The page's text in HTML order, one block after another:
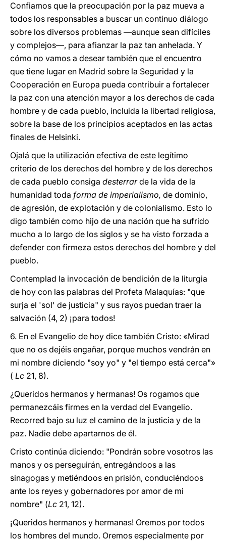
Confiamos que la preocupación por la paz mueva a
todos los responsables a buscar un continuo diálogo
sobre los diversos problemas —aunque sean difíciles
y complejos—, para afianzar la paz tan anhelada. Y
cómo no vamos a desear también que el encuentro
que tiene lugar en Madrid sobre la Seguridad y la
Cooperación en Europa pueda contribuir a fortalecer
la paz con una atención mayor a los derechos de cada
hombre y de cada pueblo, incluida la libertad religiosa,
sobre la base de los principios aceptados en las actas
finales de Helsinki.
Ojalá que la utilización efectiva de este legítimo
criterio de los derechos del hombre y de los derechos
de cada pueblo consiga desterrarde la vida de la
humanidad toda forma de imperialismo, de dominio,
de agresión, de explotación y de colonialismo. Esto lo
digo también como hijo de una nación que ha sufrido
mucho a lo largo de los siglos y se ha visto forzada a
defender con firmeza estos derechos del hombre y del
pueblo.
Contemplad la invocación de bendición de la liturgia
de hoy con las palabras del Profeta Malaquías: "que
surja el 'sol' de justicia" y sus rayos puedan traer la
salvación (4, 2) ¡para todos!
6. En el Evangelio de hoy dice también Cristo: «Mirad
que no os dejéis engañar, porque muchos vendrán en
mi nombre diciendo "soy yo" y "el tiempo está cerca"»
( Lc 21, 8).
¿Queridos hermanos y hermanas! Os rogamos que
permanezcáis firmes en la verdad del Evangelio.
Recorred bajo su luz el camino de la justicia y de la
paz. Nadie debe apartarnos de él.
Cristo continúa diciendo: "Pondrán sobre vosotros las
manos y os perseguirán, entregándoos a las
sinagogas y metiéndoos en prisión, conduciéndoos
ante los reyes y gobernadores por amor de mi
nombre" (Lc 21, 12).
¡Queridos hermanos y hermanas! Oremos por todos
los hombres del mundo. Oremos especialmente por